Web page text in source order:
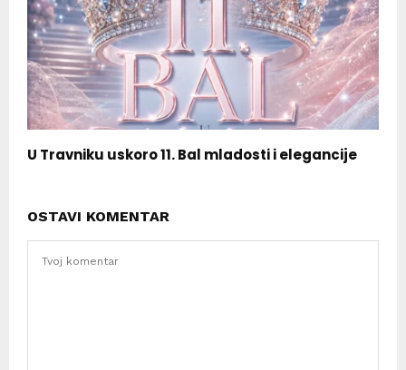
U Travniku uskoro 11. Bal mladosti i elegancije
OSTAVI KOMENTAR